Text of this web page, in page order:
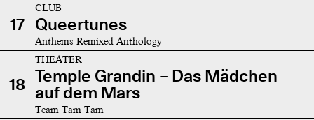
17
CLUB
Queertunes
Anthems Remixed Anthology
18
THEATER
Temple Grandin – Das Mädchen
auf dem Mars
Team Tam Tam